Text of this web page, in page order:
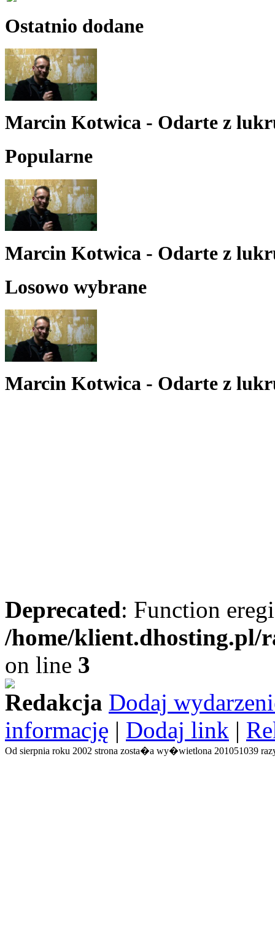
Ostatnio dodane
Marcin Kotwica - Odarte z
Popularne
Marcin Kotwica - Odarte z
Losowo wybrane
Marcin Kotwica - Odarte z
Deprecated: Function
/home/
on line 3
Redakcja Dodaj
informację | Dodaj link |
Od sierpnia roku 2002 strona zosta�a wy�wietlona 201051039